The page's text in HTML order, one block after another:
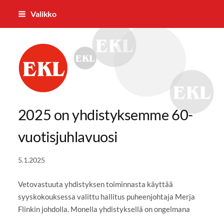
Siirry
Valikko
Joensuun Eläkkeensaajat ry
2025 on yhdistyksemme 60-
vuotisjuhlavuosi
5.1.2025
Vetovastuuta yhdistyksen toiminnasta käyttää
syyskokouksessa valittu hallitus puheenjohtaja Merja
Flinkin johdolla. Monella yhdistyksellä on ongelmana